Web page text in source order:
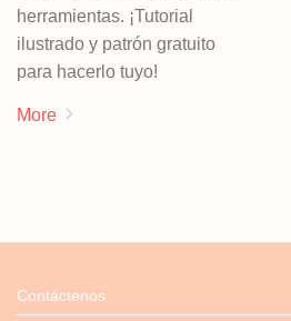
herramientas. ¡Tutorial
ilustrado y patrón gratuito
para hacerlo tuyo!
More
Contáctenos